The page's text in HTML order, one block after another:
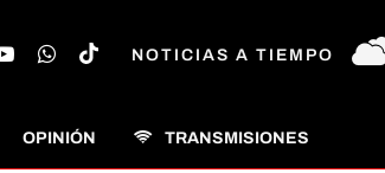
NOTICIAS A TIEMPO
OPINIÓN TRANSMISIONES